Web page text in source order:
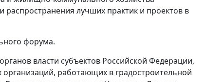
распространения лучших практик и проектов в
форума.
власти субъектов Российской Федерации,
работающих в градостроительной